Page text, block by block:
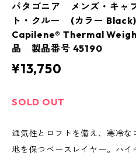
パタゴニア メンズ・キャ
ト・クルー (カラー
Capilene® Thermal
品 製品番号 45190
¥13,750
SOLD OUT
通気性とロフトを備え、寒冷
地を保つベースレイヤー。ハ